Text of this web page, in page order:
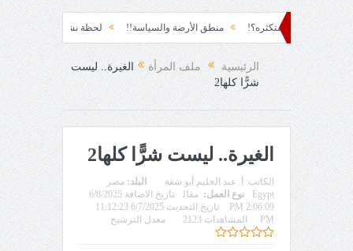
رزقٌ من يستكثره؟! منطق الأرضة والسياسة!! لحظة نشوة!! سياسة!!
الدهشة!
الرئيسية ملف المرأة
الغيرة.. ليست
شرًّا كلها2
الغيرة.. ليست شرًّا كلها2
الكاتب: أ‌. عبد الحليم أبو شقة البلد: مصر
Egypt
نوع العمل: مقال
تاريخ الاضافة 6/8/2025
2:06:09 PM
تاريخ التحديث 6/7/2025 11:12:23
PM
المشاهدات 2123 معدل الترشيح